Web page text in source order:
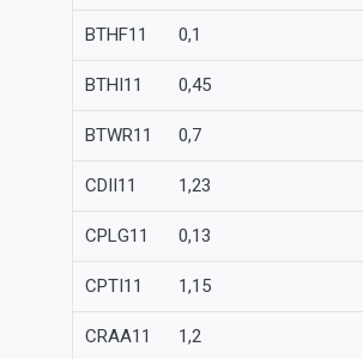
BTHF11 0,1
BTHI11 0,45
BTWR11 0,7
CDII11 1,23
CPLG11 0,13
CPTI11 1,15
CRAA11 1,2